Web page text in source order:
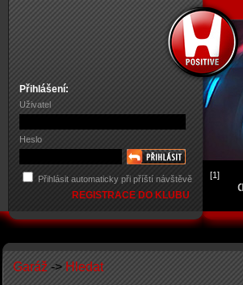
Přihlášení:
Uživatel
Heslo
Přihlásit automaticky při příští návštěvě
REGISTRACE DO KLUBU
[1]
Garáž -> Hledat